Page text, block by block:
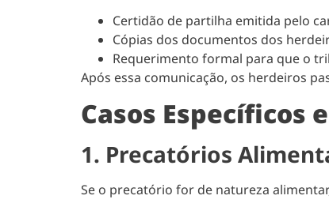
Certidão de partilha emitida pelo
Cópias dos documentos dos
Requerimento formal para que o
Após essa comunicação, os herdeiros
Casos Específicos
1. Precatórios
Se o precatório for de natureza